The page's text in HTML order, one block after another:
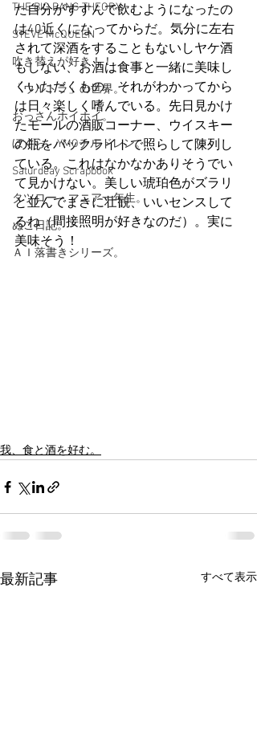
THE BIG BANG THEORY
STEVE McQUEEN
吹き替えが好き！！
「ウルトラ」の世界。
おっさんホイホイ。
ぼくら、YMOチルドレン。
Saturdeay Scrapbook
タツロー・マニア一年生。
ぬこ日記。
ＡＩ落書きシリーズ。
た自分がすすんで飲むようになったの
は40近くになってからだ。気分に左右
されて深酒をすることもないしヤケ酒
もしない、お酒は食事と一緒に美味し
くいただくもの。それがわかってから
は日々楽しく嗜んでいる。先日見かけ
たモールの酒販コーナー、ウイスキー
の瓶をバックライトで照らして陳列し
ている。これはなかなかありそうでい
て見かけない。美しい琥珀色がズラリ
と並んでまさに壮観、いいセンスして
るね（間接照明が好きなのだ）。実に
美味そう！
我、食と酒を好む。
最新記事 すべて表示